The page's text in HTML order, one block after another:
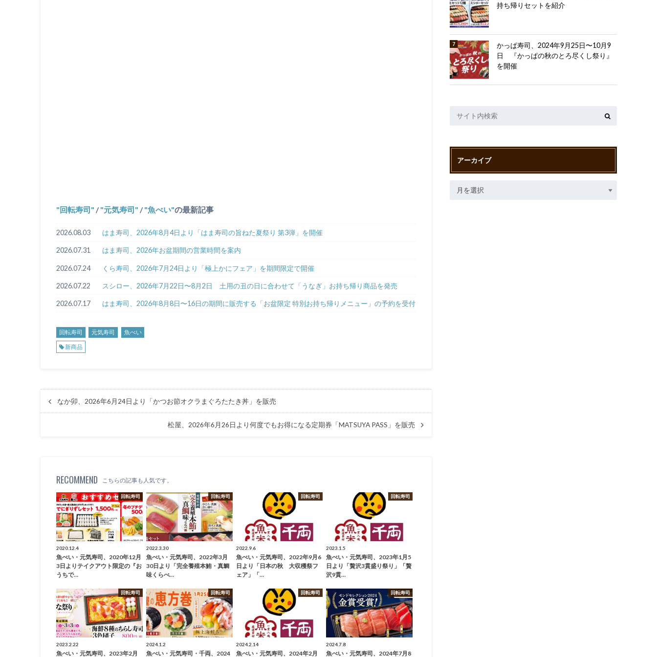
回転寿司 / 元気寿司 / 魚べい の最新記事
2026.08.03 はま寿司、2026年8月4日より「はま寿司の旨ねた夏祭り 第3弾」を開催
2026.07.31 はま寿司、2026年お盆期間の営業時間を案内
2026.07.24 くら寿司、2026年7月24日より「極上かにフェア」を期間限定で開催
2026.07.22 スシロー、2026年7月22日〜8月2日 土用の丑の日に合わせて「うなぎ」お持ち帰り商品を発売
2026.07.17 はま寿司、2026年8月8日〜16日の期間に販売する「お盆限定 特別お持ち帰りメニュー」の予約を受付
回転寿司 元気寿司
魚べい
新商品
なか卯、2026年6月24日より「かつお節オクラまぐろたたき丼」を販売
松屋、2026年6月26日より何度でもお得になる定期券「MATSUYA PASS」を販売
RECOMMEND こちらの記事も人気です。
回転寿司
2020.12.4
魚べい・元気寿司、2020年12月
3日よりテイクアウト限定の『お
うちで…
回転寿司
2022.3.30
魚べい・元気寿司、2022年3月
30日より「完全養殖本鮪・真鯛
味くらべ…
回転寿司
2022.9.6
魚べい・元気寿司、2022年9月6
日より「日本の秋 大収穫祭フ
ェア」「…
回転寿司
2023.1.5
魚べい・元気寿司、2023年1月5
日より「贅沢3貫盛り祭り」「贅
沢9貫…
回転寿司
2023.2.22
魚べい・元気寿司、2023年2月
回転寿司
2024.1.2
魚べい・元気寿司・千両、2024
回転寿司
2024.2.14
魚べい・元気寿司、2024年2月
回転寿司
2024.7.8
魚べい・元気寿司、2024年7月8
持ち帰りセットを紹介
かっぱ寿司、2024年9月25日〜10月9
日 『かっぱの秋のとろ尽くし祭り』
を開催
アーカイブ